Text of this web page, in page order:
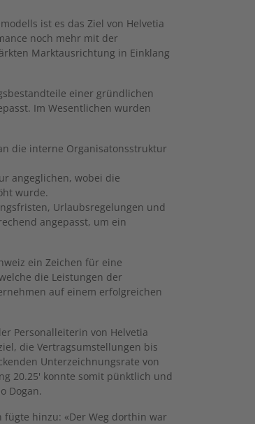
ist es das Ziel von Helvetia
noch mehr mit der
Marktausrichtung in Einklang
einer gründlichen
Im Wesentlichen wurden
die interne Organisatonsstruktur
angeglichen, wobei die
wurde.
Urlaubsregelungen und
angepasst, um ein
ein Zeichen für eine
die Leistungen der
auf einem erfolgreichen
Personalleiterin von Helvetia
die Vertragsumstellungen bis
Unterzeichnungsrate von
20.25' konnte somit pünktlich und
Dogan.
hinzu: «Der Weg dorthin war